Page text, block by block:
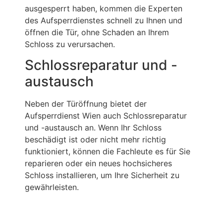
ausgesperrt haben, kommen die Experten
des Aufsperrdienstes schnell zu Ihnen und
öffnen die Tür, ohne Schaden an Ihrem
Schloss zu verursachen.
Schlossreparatur und -
austausch
Neben der Türöffnung bietet der
Aufsperrdienst Wien auch Schlossreparatur
und -austausch an. Wenn Ihr Schloss
beschädigt ist oder nicht mehr richtig
funktioniert, können die Fachleute es für Sie
reparieren oder ein neues hochsicheres
Schloss installieren, um Ihre Sicherheit zu
gewährleisten.